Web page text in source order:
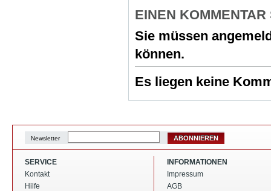
EINEN
Sie müssen
können.
Es liegen keine
Newsletter ABONNIEREN
SERVICE
Kontakt
Hilfe
INFORMATIONEN
Impressum
AGB